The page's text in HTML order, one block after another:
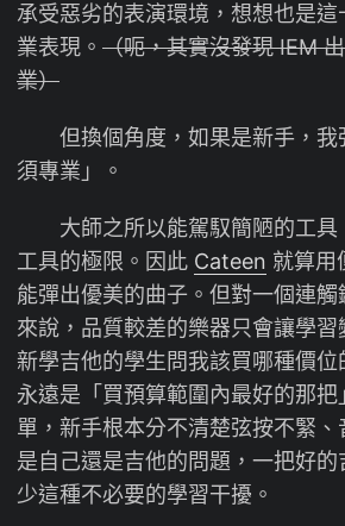
承受惡劣的表演環境，想想也是
業表現。 （呃，其實沒發現 IEM
業）
但換個角度，如果是新手，我
須專業」。
大師之所以能駕馭簡陋的工具
工具的極限。因此 Cateen 就算用
能彈出優美的曲子。但對一個連
來說，品質較差的樂器只會讓學
新學吉他的學生問我該買哪種價
永遠是「買預算範圍內最好的那
單，新手根本分不清楚弦按不緊
是自己還是吉他的問題，一把好
少這種不必要的學習干擾。